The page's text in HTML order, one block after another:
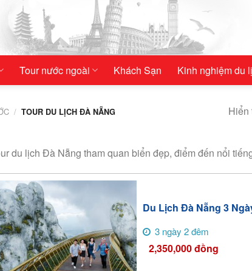
Tour nước ngoài Khách Sạn Kinh nghiệm du
/ TOUR DU LỊCH ĐÀ NẴNG Hiển
du lịch Đà Nẵng tham quan biển đẹp, điểm đến nổi
Du Lịch Đà Nẵng 3
3 ngày 2 đêm
2,350,000đồng